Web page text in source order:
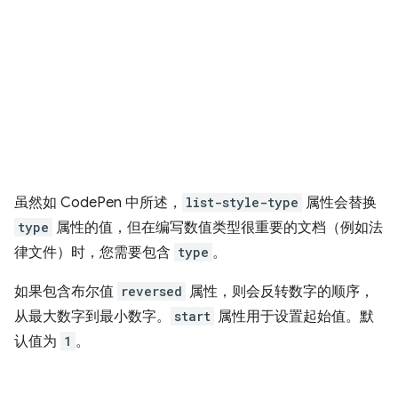
虽然如 CodePen 中所述， list-style-type 属性会替换
type 属性的值，但在编写数值类型很重要的文档（例如法
律文件）时，您需要包含 type 。
如果包含布尔值 reversed 属性，则会反转数字的顺序，
从最大数字到最小数字。
start 属性用于设置起始值。默
认值为 1 。